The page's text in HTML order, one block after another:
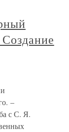
–
с С. Я.